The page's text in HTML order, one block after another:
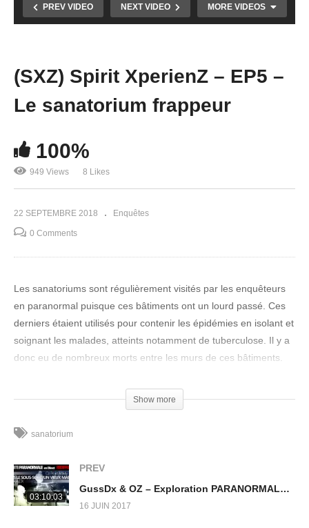
PREV VIDEO NEXT VIDEO MORE VIDEOS
Chasseur de Fantômes #05 : La Réole
(SXZ) Spirit XperienZ – EP5 –
Le sanatorium frappeur
100%
949 Views 8 Likes
22 SEPTEMBRE 2018 Enquêtes
0 Comments
Les sanatoriums sont régulièrement visités par les enquêteurs
en paranormal puisque ces bâtiments ont un lourd passé. Ces
derniers étaient utilisés pour contenir les épidémies en isolant et
soignant les malades, atteints notamment de tuberculose. Il y a
donc eu de nombreux morts entre les murs de ces bâtiments.
l’un des plus grands sanatoriums de France, qui a été construit
en 1930 pour être fermé dans les années 2000. Depuis laissé à
l’abandon, ce bâtiment déjà peu accueillant est aujourd’hui en
Etant donné la superficie du lieu visité, les deux enquêteurs de
Spirit XperienZ
seront accompagnés de Julie et Mika. Deux
Show more
sanatorium
03:10:03
PREV
GussDx & OZ – Exploration PARANORMALE en Direct dans le sous-sol d’un vieux Manoir
16 JUIN 2017